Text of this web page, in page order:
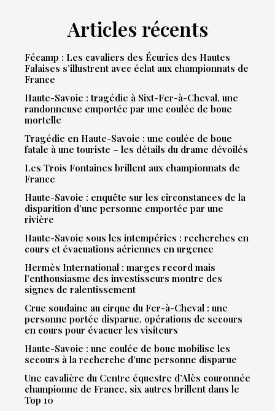
Articles récents
Fécamp : Les cavaliers des Écuries des Hautes
Falaises s’illustrent avec éclat aux championnats de
France
Haute-Savoie : tragédie à Sixt-Fer-à-Cheval, une
randonneuse emportée par une coulée de boue
mortelle
Tragédie en Haute-Savoie : une coulée de boue
fatale à une touriste – les détails du drame dévoilés
Les Trois Fontaines brillent aux championnats de
France
Haute-Savoie : enquête sur les circonstances de la
disparition d’une personne emportée par une
rivière
Haute-Savoie sous les intempéries : recherches en
cours et évacuations aériennes en urgence
Hermès International : marges record mais
l’enthousiasme des investisseurs montre des
signes de ralentissement
Crue soudaine au cirque du Fer-à-Cheval : une
personne portée disparue, opérations de secours
en cours pour évacuer les visiteurs
Haute-Savoie : une coulée de boue mobilise les
secours à la recherche d’une personne disparue
Une cavalière du Centre équestre d’Alès couronnée
championne de France, six autres brillent dans le
Top 10